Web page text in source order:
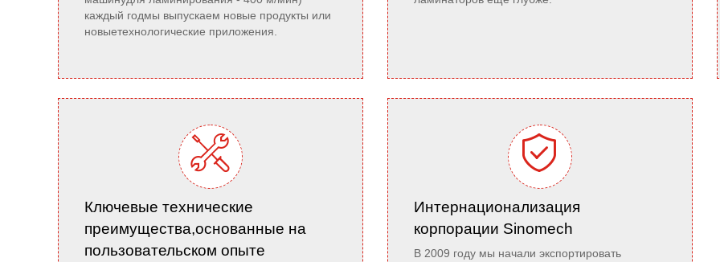
каждый годмы выпускаем новые продукты или
новыетехнологические приложения.

Ключевые технические
преимущества,основанные на
пользовательском опыте

Интернационализация
корпорации Sinomech
В 2009 году мы начали экспортировать